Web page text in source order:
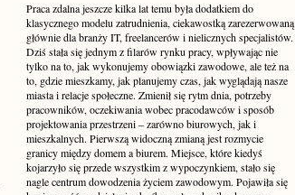
Praca zdalna jeszcze kilka lat temu była dodatkiem do
klasycznego modelu zatrudnienia, ciekawostką zarezerwowaną
głównie dla branży IT, freelancerów i nielicznych specjalistów.
Dziś stała się jednym z filarów rynku pracy, wpływając nie
tylko na to, jak wykonujemy obowiązki zawodowe, ale też na
to, gdzie mieszkamy, jak planujemy czas, jak wyglądają nasze
miasta i relacje społeczne. Zmienił się rytm dnia, potrzeby
pracowników, oczekiwania wobec pracodawców i sposób
projektowania przestrzeni – zarówno biurowych, jak i
mieszkalnych. Pierwszą widoczną zmianą jest rozmycie
granicy między domem a biurem. Miejsce, które kiedyś
kojarzyło się przede wszystkim z wypoczynkiem, stało się
nagle centrum dowodzenia życiem zawodowym. Pojawiła się